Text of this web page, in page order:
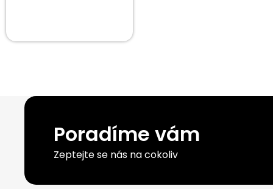
Poradíme vám
Zeptejte se nás na cokoliv